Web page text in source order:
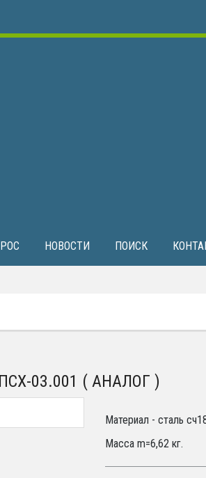
НОВОСТИ ПОИСК
03.001 ( АНАЛОГ )
Материал - сталь
Масса m=6,62 кг.